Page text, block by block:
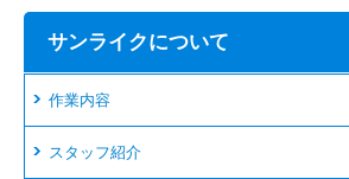
サンライクについて
作業内容
スタッフ紹介